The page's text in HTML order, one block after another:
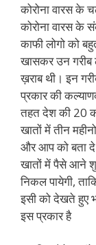
कोरोना वारस के
कोरोना वारस के
काफी लोगो को
खासकर उन गरीब
ख़राब थी। इन
प्रकार की
तहत देश की 20
खातों में तीन
और आप को बता
खातों में पैसे आने
निकल पायेगी,
इसी को देखते हुए
इस प्रकार है